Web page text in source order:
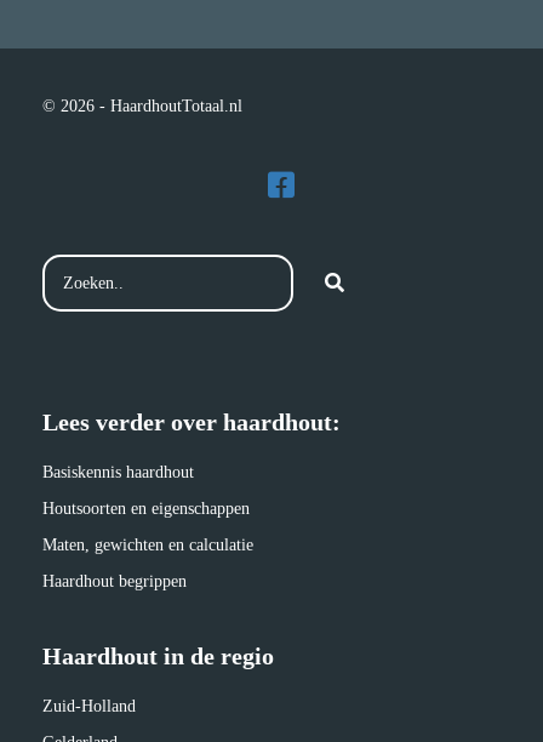
© 2026 - HaardhoutTotaal.nl
Lees verder over haardhout:
Basiskennis haardhout
Houtsoorten en eigenschappen
Maten, gewichten en calculatie
Haardhout begrippen
Haardhout in de regio
Zuid-Holland